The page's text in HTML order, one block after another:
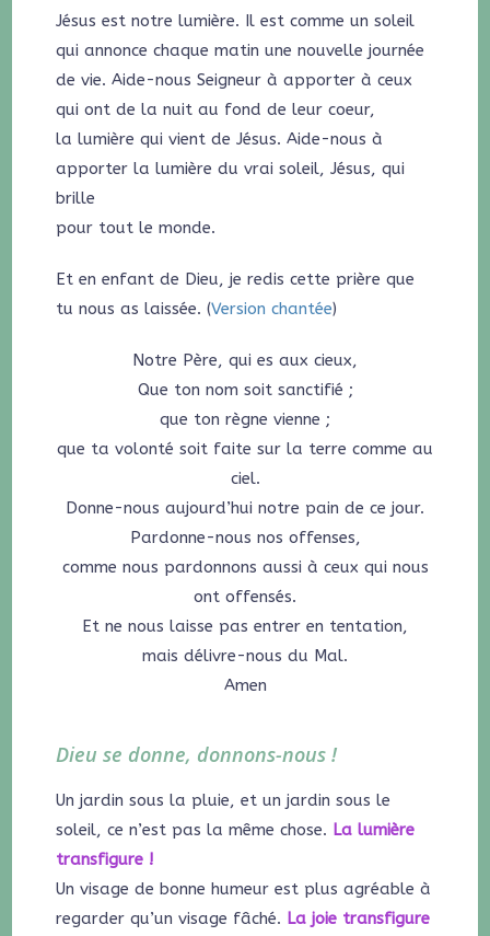
Jésus est notre lumière. Il est comme un soleil
qui annonce chaque matin une nouvelle journée
de vie. Aide-nous Seigneur à apporter à ceux
qui ont de la nuit au fond de leur coeur,
la lumière qui vient de Jésus. Aide-nous à
apporter la lumière du vrai soleil, Jésus, qui
brille
pour tout le monde.
Et en enfant de Dieu, je redis cette prière que
tu nous as laissée. (Version chantée)
Notre Père, qui es aux cieux,
Que ton nom soit sanctifié ;
que ton règne vienne ;
que ta volonté soit faite sur la terre comme au
ciel.
Donne-nous aujourd’hui notre pain de ce jour.
Pardonne-nous nos offenses,
comme nous pardonnons aussi à ceux qui nous
ont offensés.
Et ne nous laisse pas entrer en tentation,
mais délivre-nous du Mal.
Amen
Dieu se donne, donnons-nous !
Un jardin sous la pluie, et un jardin sous le
soleil, ce n’est pas la même chose. La lumière
transfigure !
Un visage de bonne humeur est plus agréable à
regarder qu’un visage fâché. La joie transfigure